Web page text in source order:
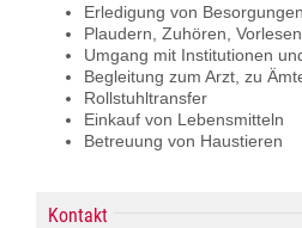
Erledigung von Besorgungen
Plaudern, Zuhören, Vorlesen
Umgang mit Institutionen
Begleitung zum Arzt, zu
Rollstuhltransfer
Einkauf von Lebensmitteln
Betreuung von Haustieren
Kontakt